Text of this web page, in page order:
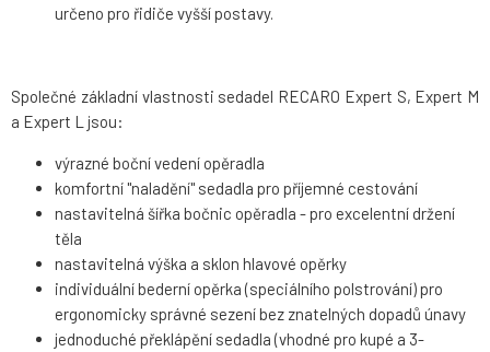
určeno pro řidiče vyšší postavy.
Společné základní vlastnosti sedadel RECARO Expert S, Expert M
a Expert L jsou:
výrazné boční vedení opěradla
komfortní "naladění" sedadla pro příjemné cestování
nastavitelná šířka bočnic opěradla - pro excelentní držení
těla
nastavitelná výška a sklon hlavové opěrky
individuální bederní opěrka (speciálního polstrování) pro
ergonomicky správné sezení bez znatelných dopadů únavy
jednoduché překlápění sedadla (vhodné pro kupé a 3-